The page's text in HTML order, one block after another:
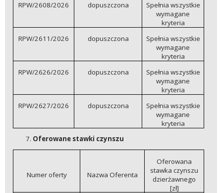
RPW/2608/2026
dopuszczona
Spełnia wszystkie
wymagane
kryteria
RPW/2611/2026
dopuszczona
Spełnia wszystkie
wymagane
kryteria
RPW/2626/2026
dopuszczona
Spełnia wszystkie
wymagane
kryteria
RPW/2627/2026
dopuszczona
Spełnia wszystkie
wymagane
kryteria
Oferowane stawki czynszu
Numer oferty Nazwa Oferenta
Oferowana
stawka czynszu
dzierżawnego
[zł]